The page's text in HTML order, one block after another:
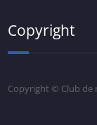
Copyright
Copyright © Club de